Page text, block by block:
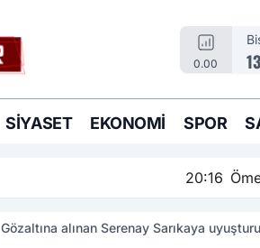
0.00
SIYASET EKONOMI SPOR
Ömer Çelik: Terörsüz Türkiye
Gözaltına alınan Serenay Sarıkaya